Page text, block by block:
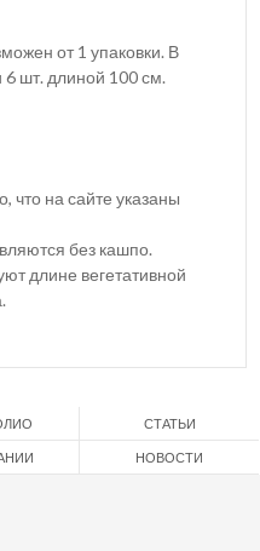
от 1 упаковки. В
6 шт. длиной 100 см.
на сайте указаны
без кашпо.
длине вегетативной
СТАТЬИ
НОВОСТИ